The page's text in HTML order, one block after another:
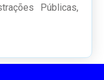
Públicas,